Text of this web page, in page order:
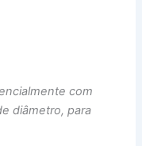
com
diâmetro, para